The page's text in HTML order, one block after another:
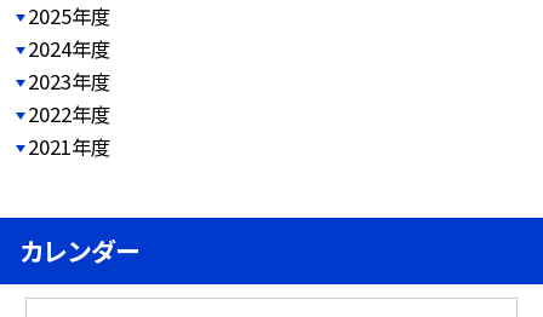
2025年度
2024年度
2023年度
2022年度
2021年度
カレンダー